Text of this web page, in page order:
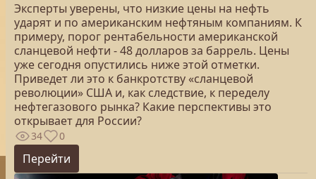
Эксперты уверены, что низкие цены на нефть
ударят и по американским нефтяным компаниям. К
примеру, порог рентабельности американской
сланцевой нефти - 48 долларов за баррель. Цены
уже сегодня опустились ниже этой отметки.
Приведет ли это к банкротству «сланцевой
революции» США и, как следствие, к переделу
нефтегазового рынка? Какие перспективы это
открывает для России?
34 0
Перейти